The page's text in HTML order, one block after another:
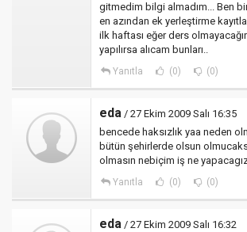
gitmedim bilgi almadım... Ben
en azından ek yerleştirme
ilk haftası eğer ders
yapılırsa alıcam bunları..
Yanıtla (0) (0)
eda / 27 Ekim 2009 Salı 16:35
bencede haksızlık yaa neden
bütün şehirlerde olsun
olmasın nebiçim iş ne
Yanıtla (0) (0)
eda / 27 Ekim 2009 Salı 16:32